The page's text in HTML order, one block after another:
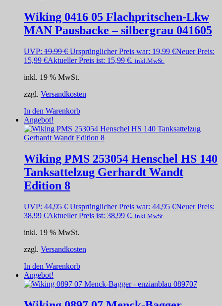
Wiking 0416 05 Flachpritschen-Lkw
MAN Pausbacke – silbergrau 041605
UVP: 19,99€ Ursprünglicher Preis war: 19,99 €Neuer Preis:
15,99 €Aktueller Preis ist: 15,99 €. inkl.MwSt.
inkl. 19 % MwSt.
zzgl. Versandkosten
In den Warenkorb
Angebot!
Wiking PMS 253054 Henschel HS 140
Tanksattelzug Gerhardt Wandt
Edition 8
UVP: 44,95€ Ursprünglicher Preis war: 44,95 €Neuer Preis:
38,99 €Aktueller Preis ist: 38,99 €. inkl.MwSt.
inkl. 19 % MwSt.
zzgl. Versandkosten
In den Warenkorb
Angebot!